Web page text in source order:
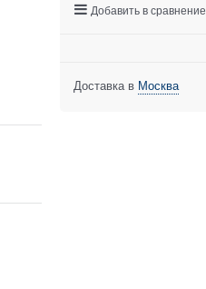
Добавить в сравнение
Доставка в Москва